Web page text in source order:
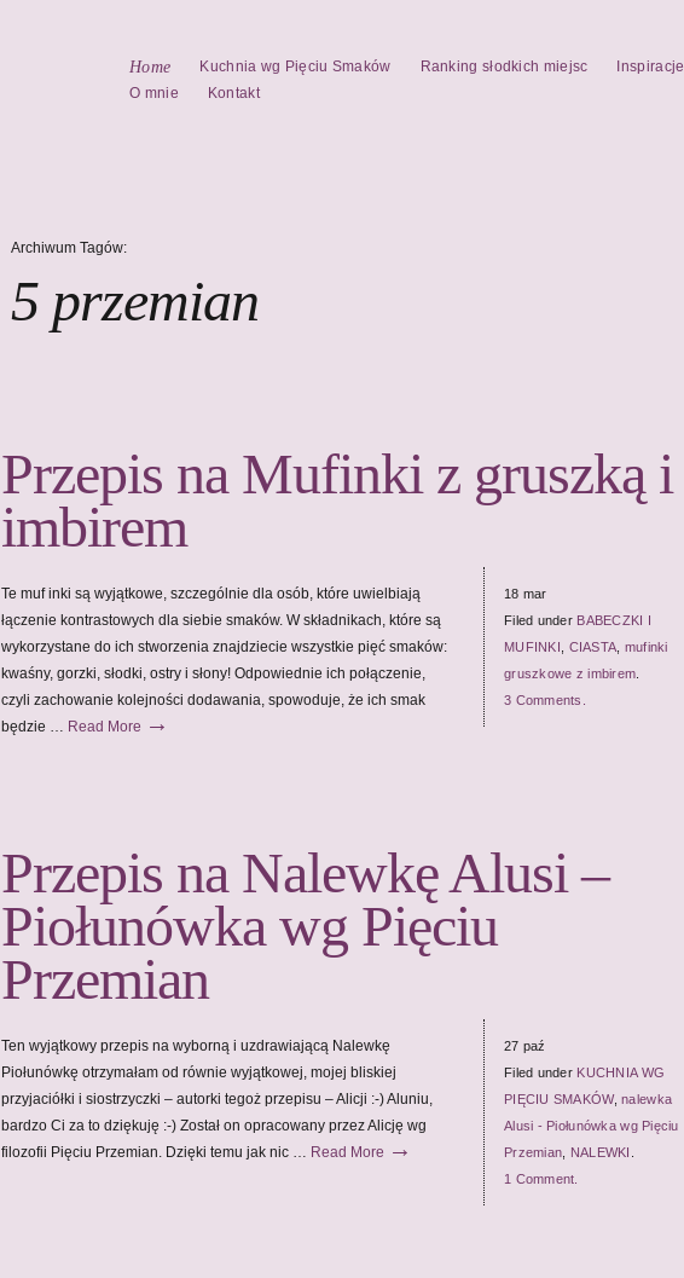
Home Kuchnia wg Pięciu Smaków Ranking słodkich miejsc
Inspiracje
O mnie
Kontakt
Archiwum Tagów:
5 przemian
Przepis na Mufinki z gruszką i
imbirem
18 mar
Filed under BABECZKI I
MUFINKI
CIASTA mufinki
gruszkowe z imbirem
3 Comments.
Te muf inki są wyjątkowe, szczególnie dla osób, które uwielbiają
łączenie kontrastowych dla siebie smaków. W składnikach, które są
wykorzystane do ich stworzenia znajdziecie wszystkie pięć smaków:
kwaśny, gorzki, słodki, ostry i słony! Odpowiednie ich połączenie,
czyli zachowanie kolejności dodawania, spowoduje, że ich smak
będzie … Read More →
Przepis na Nalewkę Alusi –
Piołunówka wg Pięciu
Przemian
27 paź
Filed under KUCHNIA WG
PIĘCIU SMAKÓW,nalewka
Alusi - Piołunówka wg Pięciu
Przemian
NALEWKI
1 Comment.
Ten wyjątkowy przepis na wyborną i uzdrawiającą Nalewkę
Piołunówkę otrzymałam od równie wyjątkowej, mojej bliskiej
przyjaciółki i siostrzyczki – autorki tegoż przepisu – Alicji :-) Aluniu,
bardzo Ci za to dziękuję :-) Został on opracowany przez Alicję wg
filozofii Pięciu Przemian. Dzięki temu jak nic … Read More →